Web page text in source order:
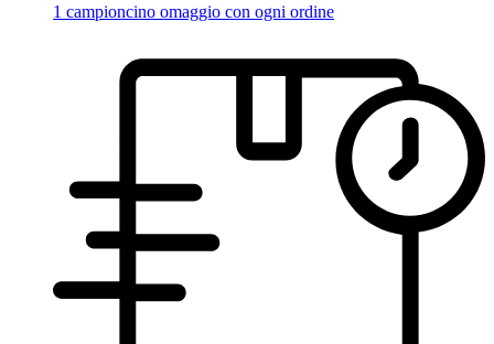
1 campioncino omaggio con ogni ordine